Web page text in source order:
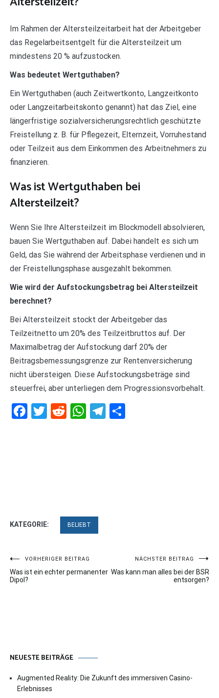
Im Rahmen der Altersteilzeitarbeit hat der Arbeitgeber
das Regelarbeitsentgelt für die Altersteilzeit um
mindestens 20 % aufzustocken.
Was bedeutet Wertguthaben?
Ein Wertguthaben (auch Zeitwertkonto, Langzeitkonto
oder Langzeitarbeitskonto genannt) hat das Ziel, eine
längerfristige sozialversicherungsrechtlich geschützte
Freistellung z. B. für Pflegezeit, Elternzeit, Vorruhestand
oder Teilzeit aus dem Einkommen des Arbeitnehmers zu
finanzieren.
Was ist Wertguthaben bei
Altersteilzeit?
Wenn Sie Ihre Altersteilzeit im Blockmodell absolvieren,
bauen Sie Wertguthaben auf. Dabei handelt es sich um
Geld, das Sie während der Arbeitsphase verdienen und in
der Freistellungsphase ausgezahlt bekommen.
Wie wird der Aufstockungsbetrag bei Altersteilzeit
berechnet?
Bei Altersteilzeit stockt der Arbeitgeber das
Teilzeitnetto um 20% des Teilzeitbruttos auf. Der
Maximalbetrag der Aufstockung darf 20% der
Beitragsbemessungsgrenze zur Rentenversicherung
nicht übersteigen. Diese Aufstockungsbeträge sind
steuerfrei, aber unterliegen dem Progressionsvorbehalt.
Facebook
Twitter
RedditWhatsApp
Telegram
KATEGORIE: BELIEBT
Beitragsnavigation
VORHERIGER BEITRAG
Was ist ein echter permanenter
Dipol?
NÄCHSTER BEITRAG
Was kann man alles bei der BSR
entsorgen?
NEUESTE BEITRÄGE
Augmented Reality: Die Zukunft des immersiven Casino-
Erlebnisses